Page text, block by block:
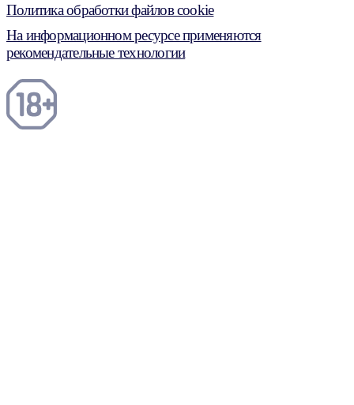
Политика обработки файлов cookie
На информационном ресурсе применяются
рекомендательные технологии